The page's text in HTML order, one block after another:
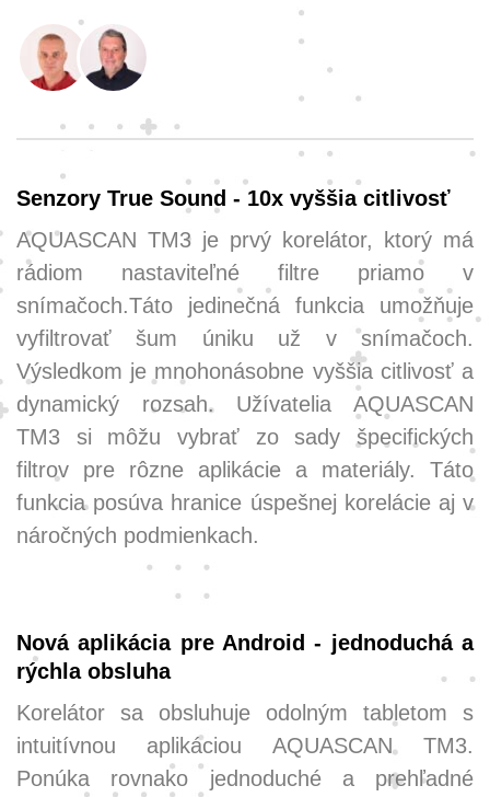
Senzory True Sound - 10x vyššia citlivosť
AQUASCAN TM3 je prvý korelátor, ktorý má
rádiom nastaviteľné filtre priamo v
snímačoch.Táto jedinečná funkcia umožňuje
vyfiltrovať šum úniku už v snímačoch.
Výsledkom je mnohonásobne vyššia citlivosť a
dynamický rozsah. Užívatelia AQUASCAN
TM3 si môžu vybrať zo sady špecifických
filtrov pre rôzne aplikácie a materiály. Táto
funkcia posúva hranice úspešnej korelácie aj v
náročných podmienkach.
Nová aplikácia pre Android - jednoduchá a
rýchla obsluha
Korelátor sa obsluhuje odolným tabletom s
intuitívnou aplikáciou AQUASCAN TM3.
Ponúka rovnako jednoduché a prehľadné